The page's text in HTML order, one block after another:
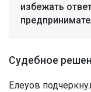
избежать
Судебное
Елеуов